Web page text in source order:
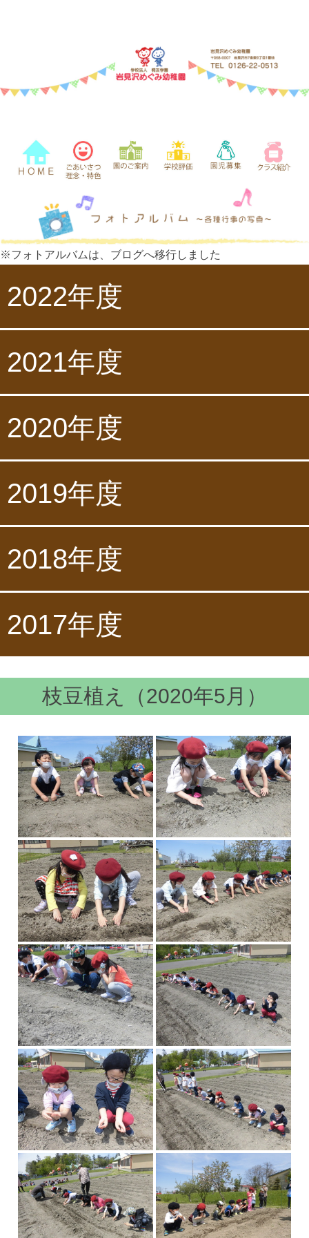
※フォトアルバムは、ブログへ移行しました
2022年度
2021年度
2020年度
2019年度
2018年度
2017年度
枝豆植え（2020年5月）